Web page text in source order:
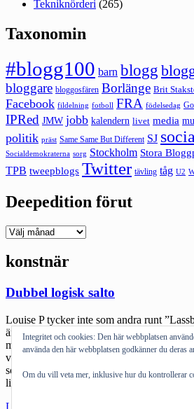
Tekniknörderi (265)
Taxonomin
#blogg100 barn blogg
bloggare bloggosfären Borlänge Brit
Facebook fildelning fotboll FRA födelsedag
IPRed JMW jobb kalendern livet media
politik präst Same Same But Different SJ
Socialdemokraterna sorg Stockholm Stora
TPB tweepblogs Twitter tävling tåg U2
Deepedition förut
Deepedition
konstnär
Dubbel logisk salto
Louise P tycker inte som andra runt
är det liksom hennes kännetecken :)
märkliga i den texten är att Louise och fr
väljer att anklaga Isobel och Silverfisken
som nazist. När själva ursprunget hos
ligger […]
Läs mer
Integritet och cookies: Den här webbplatsen
använda den här webbplatsen godkänner du deras
Om du vill veta mer, inklusive hur du kontrollerar